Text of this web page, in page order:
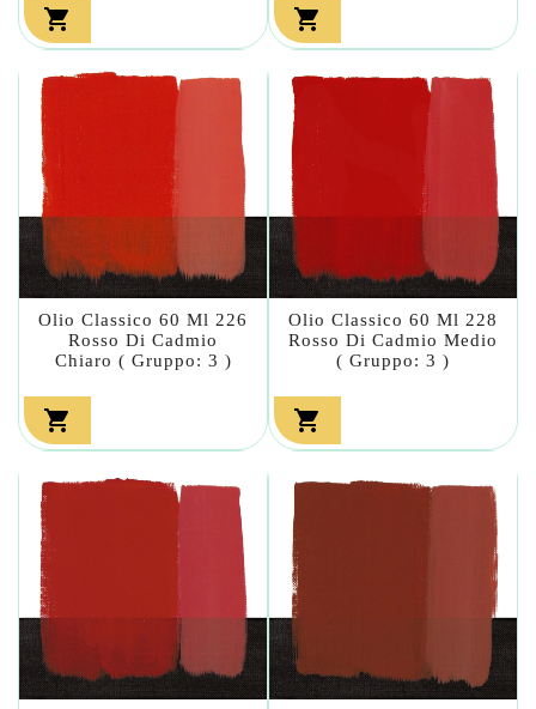
 
Olio Classico 60 Ml 226
Rosso Di Cadmio
Chiaro ( Gruppo: 3 )

Olio Classico 60 Ml 228
Rosso Di Cadmio Medio
( Gruppo: 3 )
